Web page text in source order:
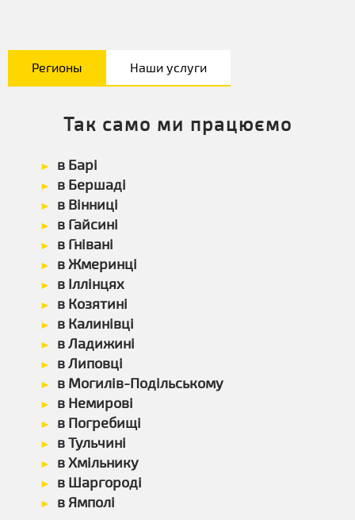
Регионы Наши услуги
Так само ми працюємо
в Барі
в Бершаді
в Вінниці
в Гайсині
в Гнівані
в Жмеринці
в Іллінцях
в Козятині
в Калинівці
в Ладижині
в Липовці
в Могилів-Подільському
в Немирові
в Погребищі
в Тульчині
в Хмільнику
в Шаргороді
в Ямполі